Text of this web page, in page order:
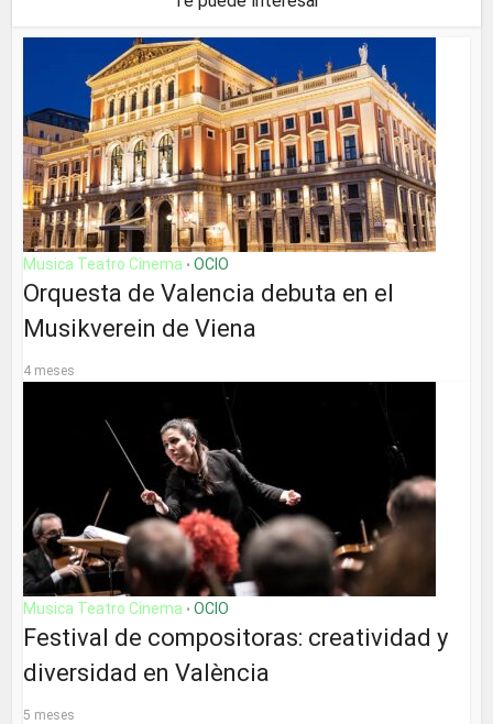
Musica Teatro Cinema • OCIO
Orquesta de Valencia debuta en el
Musikverein de Viena
4 meses
Musica Teatro Cinema • OCIO
Festival de compositoras: creatividad y
diversidad en València
5 meses